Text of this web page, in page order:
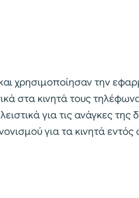
χρησιμοποίησαν την
στα κινητά τους
για τις ανάγκες της
για τα κινητά εντός